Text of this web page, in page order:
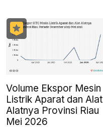
Volume Ekspor Mesin
Listrik Aparat dan Alat
Alatnya Provinsi Riau
Mei 2026